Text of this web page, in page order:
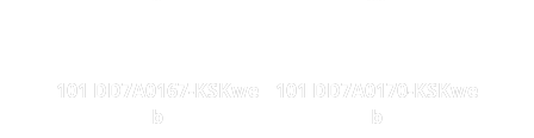
101 DD7A0167-KSKwe
b
101 DD7A0170-KSKwe
b